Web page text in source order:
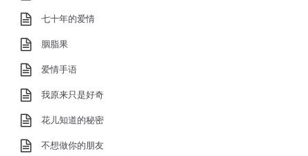
七十年的爱情
胭脂果
爱情手语
我原来只是好奇
花儿知道的秘密
不想做你的朋友